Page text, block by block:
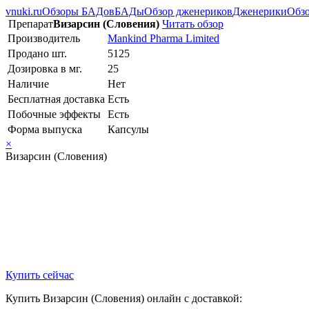
vnuki.ruОбзоры БАДовБАДыОбзор дженериковДженерики
ПрепаратВизарсин (Словения) Читать обзор
Производитель
Mankind Pharma Limited
Продано шт.
5125
Дозировка в мг.
25
Наличие
Нет
Бесплатная доставка Есть
Побочные эффекты Есть
Форма выпуска
Капсулы
×
Визарсин (Словения)
Купить сейчас
Купить Визарсин (Словения) онлайн с доставкой: